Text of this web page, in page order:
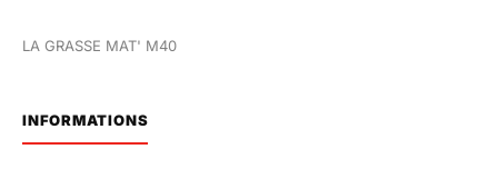
LA GRASSE MAT' M40
INFORMATIONS